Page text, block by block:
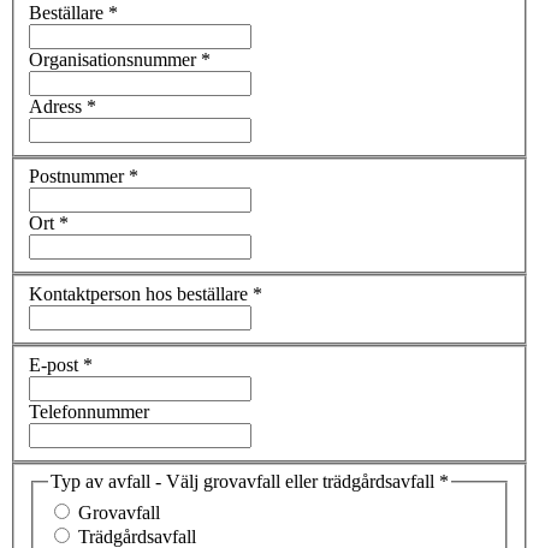
Beställare *
Organisationsnummer *
Adress *
Postnummer *
Ort *
Kontaktperson hos beställare *
E-post *
Telefonnummer
Typ av avfall - Välj grovavfall eller trädgårdsavfall *
Grovavfall
Trädgårdsavfall